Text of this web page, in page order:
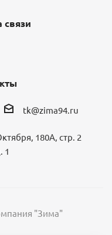
связи
tk@zima94.ru
180А, стр. 2
1
"Зима"